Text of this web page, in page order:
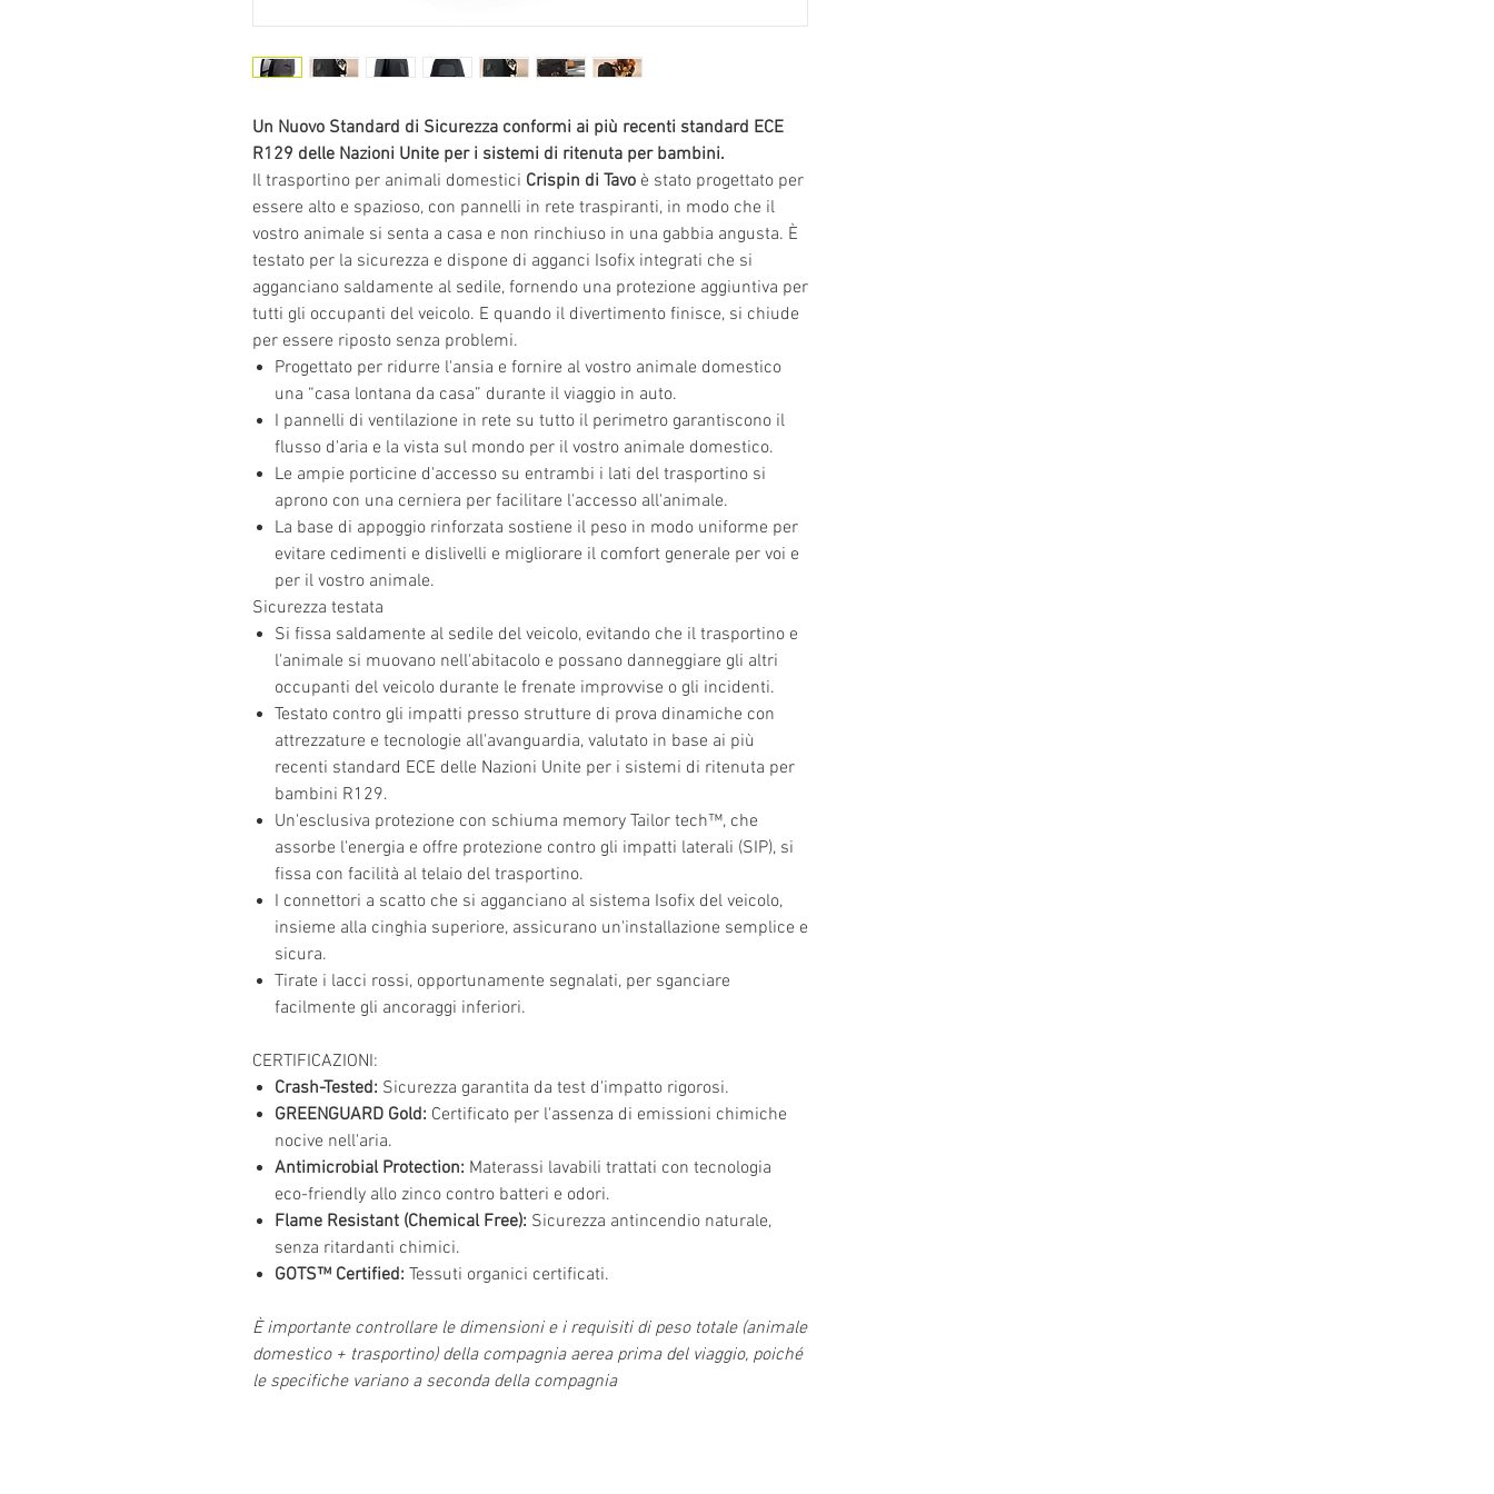
Un Nuovo Standard di Sicurezza conformi ai più recenti standard ECE
R129 delle Nazioni Unite per i sistemi di ritenuta per bambini.
Il trasportino per animali domestici Crispin di Tavo è stato progettato per
essere alto e spazioso, con pannelli in rete traspiranti, in modo che il
vostro animale si senta a casa e non rinchiuso in una gabbia angusta. È
testato per la sicurezza e dispone di agganci Isofix integrati che si
agganciano saldamente al sedile, fornendo una protezione aggiuntiva per
tutti gli occupanti del veicolo. E quando il divertimento finisce, si chiude
per essere riposto senza problemi.
Progettato per ridurre l'ansia e fornire al vostro animale domestico
una “casa lontana da casa” durante il viaggio in auto.
I pannelli di ventilazione in rete su tutto il perimetro garantiscono il
flusso d'aria e la vista sul mondo per il vostro animale domestico.
Le ampie porticine d'accesso su entrambi i lati del trasportino si
aprono con una cerniera per facilitare l'accesso all'animale.
La base di appoggio rinforzata sostiene il peso in modo uniforme per
evitare cedimenti e dislivelli e migliorare il comfort generale per voi e
per il vostro animale.
Sicurezza testata
Si fissa saldamente al sedile del veicolo, evitando che il trasportino e
l'animale si muovano nell'abitacolo e possano danneggiare gli altri
occupanti del veicolo durante le frenate improvvise o gli incidenti.
Testato contro gli impatti presso strutture di prova dinamiche con
attrezzature e tecnologie all'avanguardia, valutato in base ai più
recenti standard ECE delle Nazioni Unite per i sistemi di ritenuta per
bambini R129.
Un'esclusiva protezione con schiuma memory Tailor tech™, che
assorbe l'energia e offre protezione contro gli impatti laterali (SIP), si
fissa con facilità al telaio del trasportino.
I connettori a scatto che si agganciano al sistema Isofix del veicolo,
insieme alla cinghia superiore, assicurano un'installazione semplice e
sicura.
Tirate i lacci rossi, opportunamente segnalati, per sganciare
facilmente gli ancoraggi inferiori.
CERTIFICAZIONI:
Crash-Tested: Sicurezza garantita da test d'impatto rigorosi.
GREENGUARD Gold: Certificato per l'assenza di emissioni chimiche
nocive nell'aria.
Antimicrobial Protection: Materassi lavabili trattati con tecnologia
eco-friendly allo zinco contro batteri e odori.
Flame Resistant (Chemical Free): Sicurezza antincendio naturale,
senza ritardanti chimici.
GOTS™ Certified: Tessuti organici certificati.
È importante controllare le dimensioni e i requisiti di peso totale (animale
domestico + trasportino) della compagnia aerea prima del viaggio, poiché
le specifiche variano a seconda della compagnia